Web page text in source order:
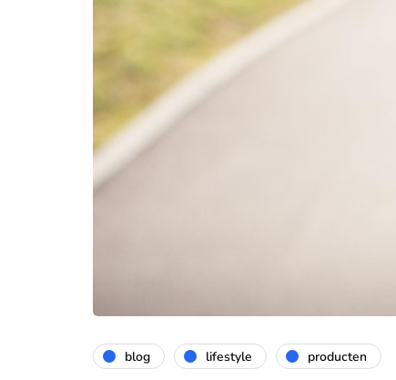
blog lifestyle producten